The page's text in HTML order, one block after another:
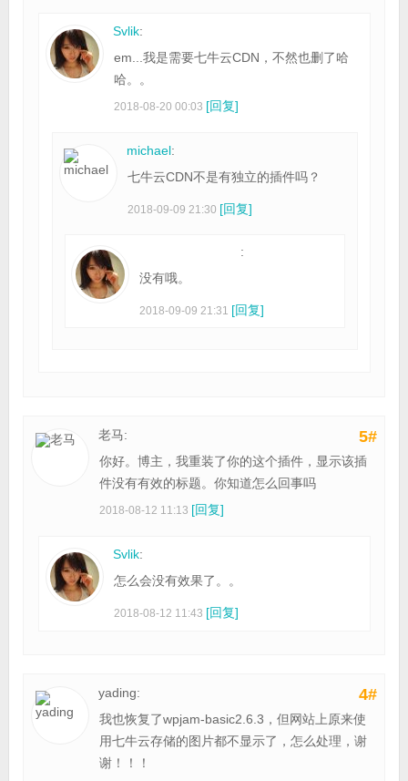
Svlik:
em...我是需要七牛云CDN，不然也删了哈
哈。。
2018-08-20 00:03 [回复]
michael:
七牛云CDN不是有独立的插件吗？
2018-09-09 21:30 [回复]
:
没有哦。
2018-09-09 21:31 [回复]
5#
老马:
你好。博主，我重装了你的这个插件，显示该插
件没有有效的标题。你知道怎么回事吗
2018-08-12 11:13 [回复]
Svlik:
怎么会没有效果了。。
2018-08-12 11:43 [回复]
4#
yading:
我也恢复了wpjam-basic2.6.3，但网站上原来使
用七牛云存储的图片都不显示了，怎么处理，谢
谢！！！